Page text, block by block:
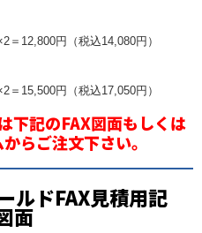
12,800円（税込14,080円）
15,500円（税込17,050円）
下記のFAX図面もしくは
らご注文下さい。
ルドFAX見積用記
面